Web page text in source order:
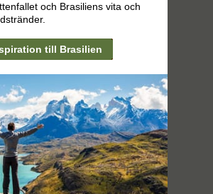
och Brasiliens vita och
till Brasilien